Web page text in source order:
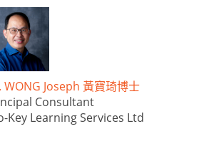
WONG Joseph 黃寶琦博士
Consultant
Key Learning Services Ltd